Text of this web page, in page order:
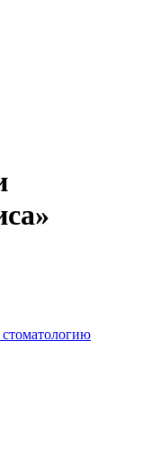
стоматологию